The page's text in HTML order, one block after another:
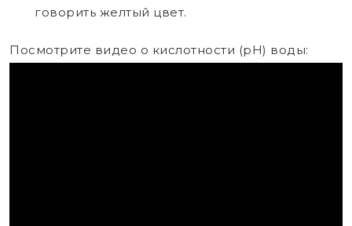
говорить желтый цвет.
Посмотрите видео о кислотности (pH) воды: